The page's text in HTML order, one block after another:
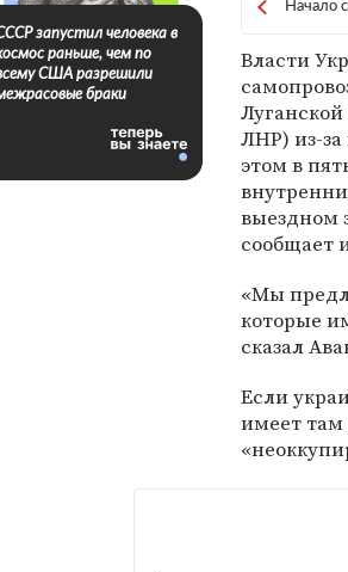
Начало
Власти
ЛНР) из-
этом в
выездном
сообщает
«Мы
которые
сказал
Если
имеет
запустил человека в
раньше, чем по
США разрешили
браки